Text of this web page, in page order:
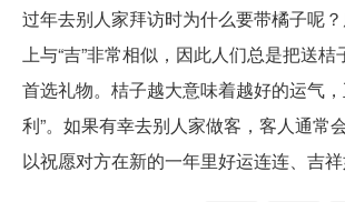
过年去别人家拜访时为什么要带橘子呢
上与“吉”非常相似，因此人们总是把送
首选礼物。桔子越大意味着越好的运气
利”。如果有幸去别人家做客，客人通常
以祝愿对方在新的一年里好运连连、吉祥